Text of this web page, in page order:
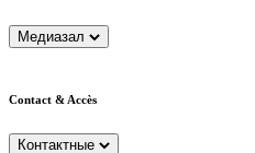
Медиазал
Contact & Accès
Контактные